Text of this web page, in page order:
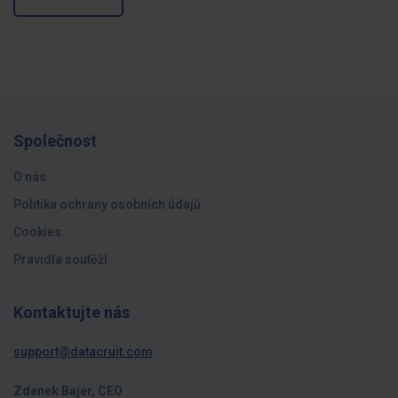
Společnost
O nás
Politika ochrany osobních údajů
Cookies
Pravidla soutěží
Kontaktujte nás
support@datacruit.com
Zdenek Bajer, CEO